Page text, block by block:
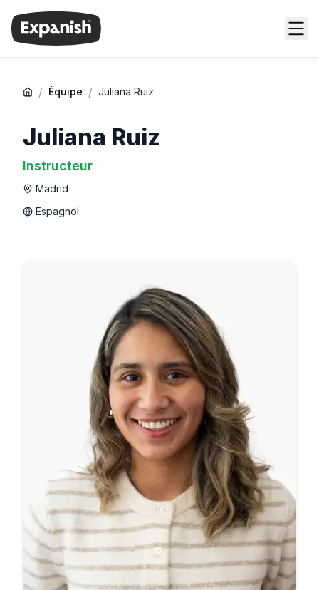
/ Équipe / Juliana Ruiz
Juliana Ruiz
Instructeur
Madrid
Espagnol